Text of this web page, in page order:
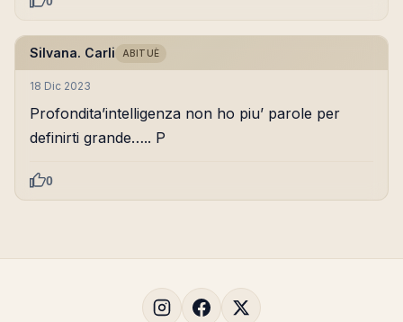
Silvana. Carli ABITUÈ
18 Dic 2023
Profondita’intelligenza non ho piu’ parole per
definirti grande….. P
0